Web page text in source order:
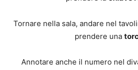
Tornare nella sala, andare nel
prendere una
Annotare anche il numero nel